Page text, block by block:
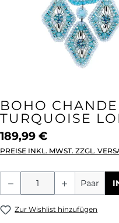
BOHO
TURQUOISE
189,99 €
PREISE INKL. MWST. ZZGL.
Produkt Anzahl:
Paar
Zur Wishlist hinzufügen